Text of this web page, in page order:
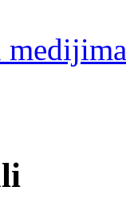
medijima